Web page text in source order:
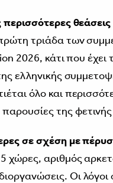
τριάδα των
2026, κάτι που
ελληνικής
όλο και
της
σε σχέση με
χώρες, αριθμός
Οι λόγοι